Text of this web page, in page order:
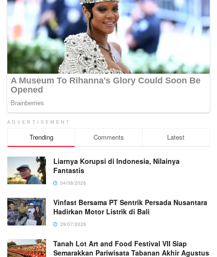
ADVERTISEMENT
Trending Comments Latest
Liarnya Korupsi di Indonesia, Nilainya
Fantastis
04/08/2026
Vinfast Bersama PT Sentrik Persada Nusantara
Hadirkan Motor Listrik di Bali
29/07/2026
Tanah Lot Art and Food Festival VII Siap
Semarakkan Pariwisata Tabanan Akhir Agustus